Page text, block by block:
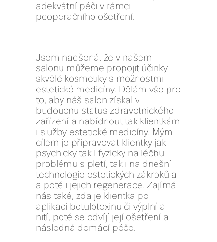
adekvátní péči v rámci
pooperačního ošetření.
Jsem nadšená, že v našem
salonu můžeme propojit účinky
skvělé kosmetiky s možnostmi
estetické medicíny. Dělám vše pro
to, aby náš salon získal v
budoucnu status zdravotnického
zařízení a nabídnout tak klientkám
i služby estetické medicíny. Mým
cílem je připravovat klientky jak
psychicky tak i fyzicky na léčbu
problému s pletí, tak i na dnešní
technologie estetických zákroků a
a poté i jejich regenerace. Zajímá
nás také, zda je klientka po
aplikaci botulotoxinu či výplní a
nití, poté se odvíjí její ošetření a
následná domácí péče.